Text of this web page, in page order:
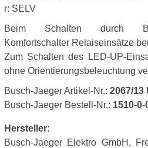
r: SELV
Beim Schalten durch
Komfortschalter Relaiseinsätze
Zum Schalten des LED-UP-
ohne Orientierungsbeleuchtung
Busch-Jaeger Artikel-Nr.: 2067/13
Busch-Jaeger Bestell-Nr.: 1510-0-
Hersteller:
Busch-Jaeger Elektro GmbH,